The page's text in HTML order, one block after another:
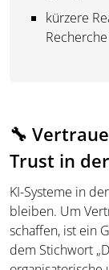
kürzere
Recherche
🔧
Trust in
KI-Systeme in
bleiben. Um
schaffen, ist ein
dem Stichwort